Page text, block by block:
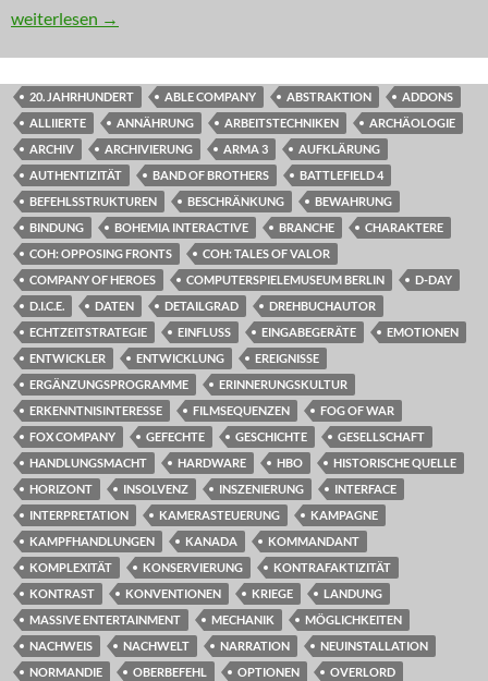
RETRO: Im Schlamm der Geschichte
weiterlesen →
20. JAHRHUNDERT ABLE COMPANY ABSTRAKTION
ADDONS
ALLIIERTE
ANNÄHRUNG ARBEITSTECHNIKEN
ARCHÄOLOGIE
ARCHIV
ARCHIVIERUNG ARMA 3
AUFKLÄRUNG
AUTHENTIZITÄT
BAND OF BROTHERS
BATTLEFIELD 4
BEFEHLSSTRUKTUREN
BESCHRÄNKUNG
BEWAHRUNG
BINDUNG
BOHEMIA INTERACTIVE BRANCHE
CHARAKTERE
COH: OPPOSING FRONTS
COH: TALES OF VALOR
COMPANY OF HEROES
COMPUTERSPIELEMUSEUM BERLIN
D-DAY
D.I.C.E.
DATEN DETAILGRAD
DREHBUCHAUTOR
ECHTZEITSTRATEGIE
EINFLUSS EINGABEGERÄTE
EMOTIONEN
ENTWICKLER
ENTWICKLUNG
EREIGNISSE
ERGÄNZUNGSPROGRAMME
ERINNERUNGSKULTUR
ERKENNTNISINTERESSE
FILMSEQUENZEN
FOG OF WAR
FOX COMPANY
GEFECHTE GESCHICHTE
GESELLSCHAFT
HANDLUNGSMACHT
HARDWARE HBO
HISTORISCHE QUELLE
HORIZONT
INSOLVENZ INSZENIERUNG
INTERFACE
INTERPRETATION
KAMERASTEUERUNG
KAMPAGNE
KAMPFHANDLUNGEN
KANADA
KOMMANDANT
KOMPLEXITÄT
KONSERVIERUNG
KONTRAFAKTIZITÄT
KONTRAST
KONVENTIONEN KRIEGE
LANDUNG
MASSIVE ENTERTAINMENT
MECHANIK
MÖGLICHKEITEN
NACHWEIS
NACHWELT NARRATION
NEUINSTALLATION
NORMANDIE
OBERBEFEHL OPTIONEN
OVERLORD